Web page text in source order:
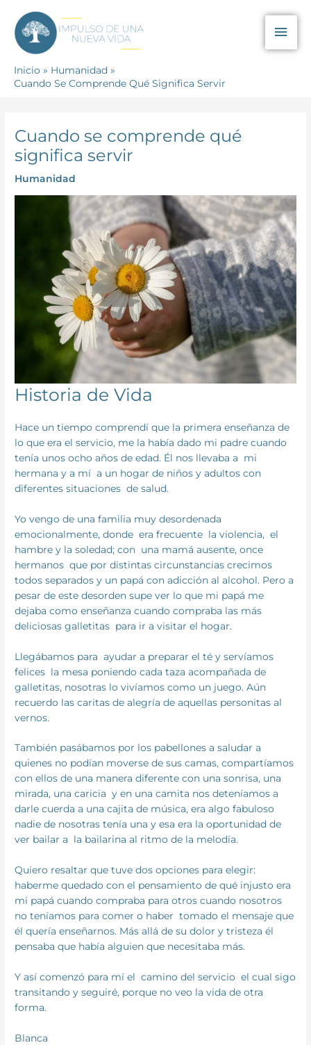
contenido
Inicio
Humanidad
Cuando Se Comprende Qué Significa Servir
Cuando se comprende qué
significa servir
Humanidad
Historia de Vida
Hace un tiempo comprendí que la primera enseñanza de
lo que era el servicio, me la había dado mi padre cuando
tenía unos ocho años de edad. Él nos llevaba a mi
hermana y a mí a un hogar de niños y adultos con
diferentes situaciones de salud.
Yo vengo de una familia muy desordenada
emocionalmente, donde era frecuente la violencia, el
hambre y la soledad; con una mamá ausente, once
hermanos que por distintas circunstancias crecimos
todos separados y un papá con adicción al alcohol. Pero a
pesar de este desorden supe ver lo que mi papá me
dejaba como enseñanza cuando compraba las más
deliciosas galletitas para ir a visitar el hogar.
Llegábamos para ayudar a preparar el té y servíamos
felices la mesa poniendo cada taza acompañada de
galletitas, nosotras lo vivíamos como un juego. Aún
recuerdo las caritas de alegría de aquellas personitas al
vernos.
También pasábamos por los pabellones a saludar a
quienes no podían moverse de sus camas, compartíamos
con ellos de una manera diferente con una sonrisa, una
mirada, una caricia y en una camita nos deteníamos a
darle cuerda a una cajita de música, era algo fabuloso
nadie de nosotras tenía una y esa era la oportunidad de
ver bailar a la bailarina al ritmo de la melodía.
Quiero resaltar que tuve dos opciones para elegir:
haberme quedado con el pensamiento de qué injusto era
mi papá cuando compraba para otros cuando nosotros
no teníamos para comer o haber tomado el mensaje que
él quería enseñarnos. Más allá de su dolor y tristeza él
pensaba que había alguien que necesitaba más.
Y así comenzó para mí el camino del servicio el cual sigo
transitando y seguiré, porque no veo la vida de otra
forma.
Blanca